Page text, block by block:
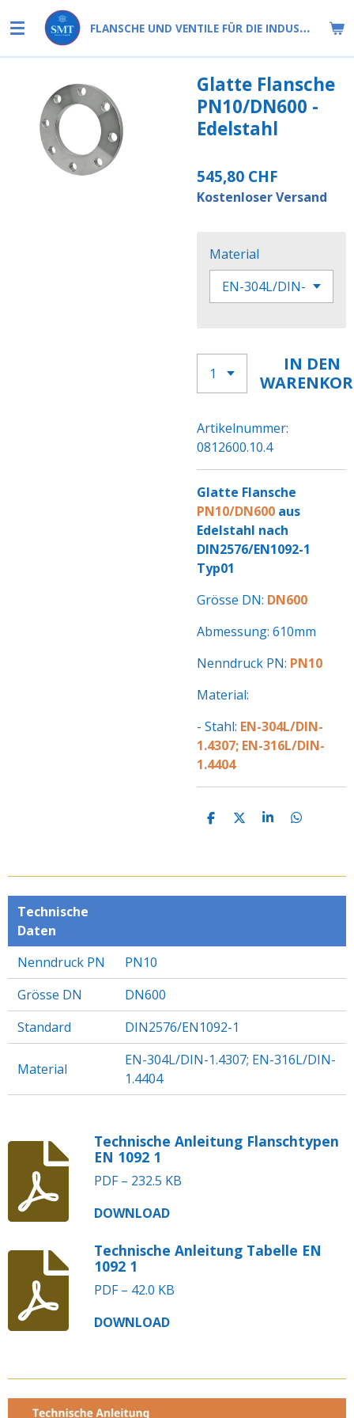
Hauptinhalt
springen
FLANSCHE UND VENTILE FÜR DIE INDUSTRIE
Glatte Flansche
PN10/DN600 -
Edelstahl
545,80 CHF
Kostenloser Versand
Material
IN DEN
Artikelnummer:
0812600.10.4
Glatte Flansche
PN10/DN600 aus
Edelstahl nach
DIN2576/EN1092-1
Typ01
Grösse DN: DN600
Abmessung: 610mm
Nenndruck PN: PN10
Material:
- Stahl: EN-304L/DIN-
1.4307; EN-316L/DIN-
1.4404
T
E
T
E
T
E
T
E
Technische
Daten
Nenndruck PN
PN10
Grösse DN
DN600
Standard
DIN2576/EN1092-1
Material
EN-304L/DIN-1.4307; EN-316L/DIN-
1.4404
Technische Anleitung Flanschtypen
EN 1092 1
PDF – 232.5 KB
DOWNLOAD
Technische Anleitung Tabelle EN
1092 1
PDF – 42.0 KB
DOWNLOAD